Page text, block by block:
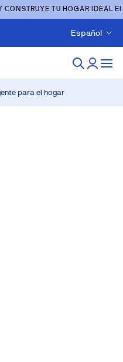
CONSTRUYE TU HOGAR IDEAL
Español
para el hogar